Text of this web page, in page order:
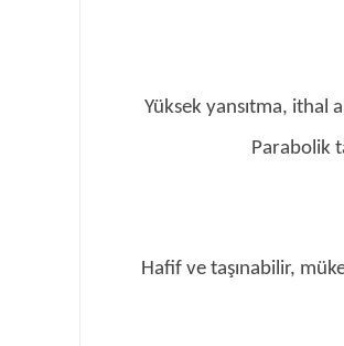
Yüksek yansıtma, ithal
Parabolik
Hafif ve taşınabilir,